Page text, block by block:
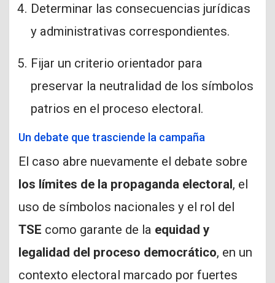
Determinar las consecuencias jurídicas
y administrativas correspondientes.
Fijar un criterio orientador para
preservar la neutralidad de los símbolos
patrios en el proceso electoral.
Un debate que trasciende la campaña
El caso abre nuevamente el debate sobre
los límites de la propaganda electoral, el
uso de símbolos nacionales y el rol del
TSE como garante de la equidad y
legalidad del proceso democrático, en un
contexto electoral marcado por fuertes